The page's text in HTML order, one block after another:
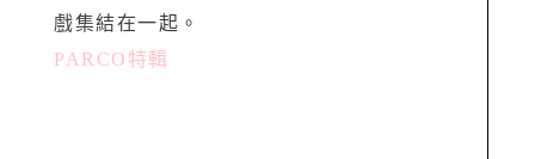
戲集結在一起。
PARCO特輯